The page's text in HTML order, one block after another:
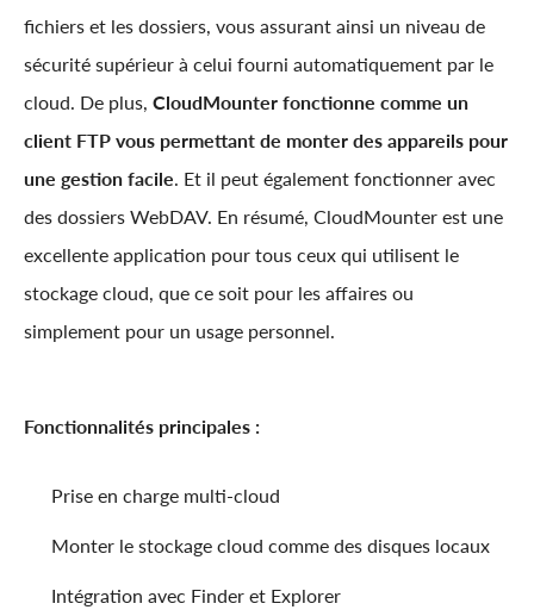
fichiers et les dossiers, vous assurant ainsi un niveau de
sécurité supérieur à celui fourni automatiquement par le
cloud. De plus, CloudMounter fonctionne comme un
client FTP vous permettant de monter des appareils pour
une gestion facile. Et il peut également fonctionner avec
des dossiers WebDAV. En résumé, CloudMounter est une
excellente application pour tous ceux qui utilisent le
stockage cloud, que ce soit pour les affaires ou
simplement pour un usage personnel.
Fonctionnalités principales :
Prise en charge multi-cloud
Monter le stockage cloud comme des disques locaux
Intégration avec Finder et Explorer